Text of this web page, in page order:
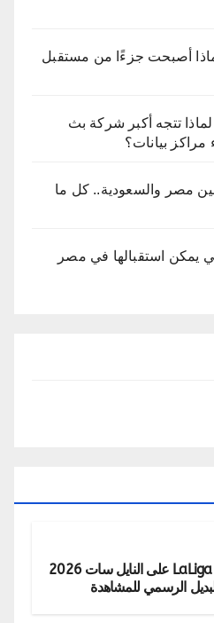
أصبحت جزءًا من مستقبل
تتجه أكبر شركة بث
بيانات؟
مصر والسعودية.. كل ما
يمكن استقبالها في مصر
تردد قناة LaLiga TV على النايل سات 2026
الرسمي للمشاهدة